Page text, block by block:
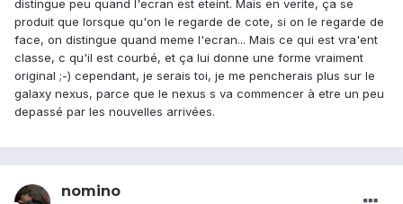
distingue peu quand l'ecran est eteint. Mais en verite, ça se
produit que lorsque qu'on le regarde de cote, si on le regarde de
face, on distingue quand meme l'ecran... Mais ce qui est vra'ent
classe, c qu'il est courbé, et ça lui donne une forme vraiment
original ;-) cependant, je serais toi, je me pencherais plus sur le
galaxy nexus, parce que le nexus s va commencer à etre un peu
depassé par les nouvelles arrivées.
nomino